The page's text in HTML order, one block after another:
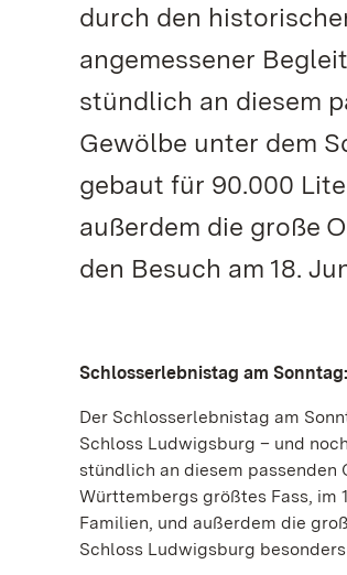
durch den
angemessener
stündlich an diesem
Gewölbe unter dem
gebaut für 90.000
außerdem die große
den Besuch am 18.
Schlosserlebnistag am
Der Schlosserlebnistag am
Schloss Ludwigsburg – und
stündlich an diesem
Württembergs größtes Fass, im
Familien, und außerdem die
Schloss Ludwigsburg